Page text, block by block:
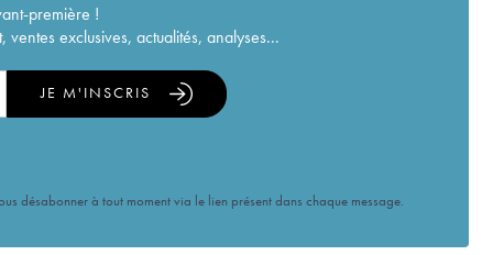
première !
exclusives, actualités, analyses...
JE M'INSCRIS
désabonner à tout moment via le lien présent dans chaque message.